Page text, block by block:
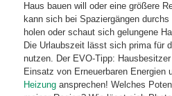
Haus bauen will oder eine größere
kann sich bei Spaziergängen
holen oder schaut sich gelungene
Die Urlaubszeit lässt sich prima für
nutzen. Der EVO-Tipp:
Einsatz von Erneuerbaren Energien
Heizungansprechen! Welches